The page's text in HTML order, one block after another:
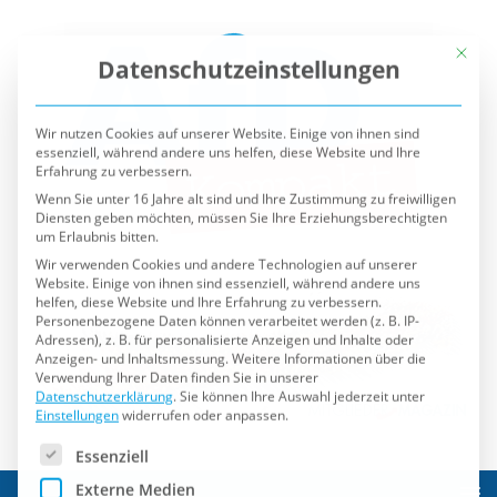
Datenschutzeinstellungen
essenziell, während andere uns helfen, diese Website und Ihre
Erfahrung zu verbessern.
Wenn Sie unter 16 Jahre alt sind und Ihre Zustimmung zu freiwilligen
Diensten geben möchten, müssen Sie Ihre Erziehungsberechtigten
um Erlaubnis bitten.
Wir verwenden Cookies und andere Technologien auf unserer
Website. Einige von ihnen sind essenziell, während andere uns
helfen, diese Website und Ihre Erfahrung zu verbessern.
Personenbezogene Daten können verarbeitet werden (z. B. IP-
Adressen), z. B. für personalisierte Anzeigen und Inhalte oder
Anzeigen- und Inhaltsmessung.Weitere Informationen über die
Verwendung Ihrer Daten finden Sie in unserer
Datenschutzerklärung. Sie können Ihre Auswahl jederzeit unter
Einstellungenwiderrufen oder anpassen.